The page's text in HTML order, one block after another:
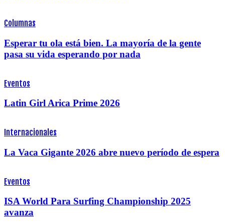
Columnas
Esperar tu ola está bien. La mayoría de la gente
pasa su vida esperando por nada
Eventos
Latin Girl Arica Prime 2026
Internacionales
La Vaca Gigante 2026 abre nuevo período de espera
Eventos
ISA World Para Surfing Championship 2025
avanza